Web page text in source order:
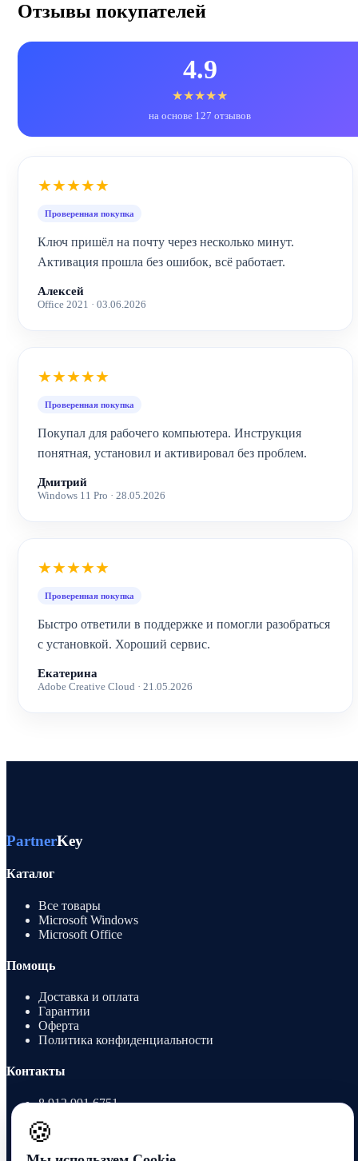
Отзывы покупателей
4.9
★★★★★
на основе 127 отзывов
★★★★★
Проверенная покупка
Ключ пришёл на почту через несколько минут.
Активация прошла без ошибок, всё работает.
Алексей
Office 2021 · 03.06.2026
★★★★★
Проверенная покупка
Покупал для рабочего компьютера. Инструкция
понятная, установил и активировал без проблем.
Дмитрий
Windows 11 Pro · 28.05.2026
★★★★★
Проверенная покупка
Быстро ответили в поддержке и помогли разобраться
с установкой. Хороший сервис.
Екатерина
Adobe Creative Cloud · 21.05.2026
PartnerKey
Каталог
Все товары
Microsoft Windows
Microsoft Office
Помощь
Доставка и оплата
Гарантии
Оферта
Политика конфиденциальности
Контакты
8 912 991 6751
Telegram
🍪